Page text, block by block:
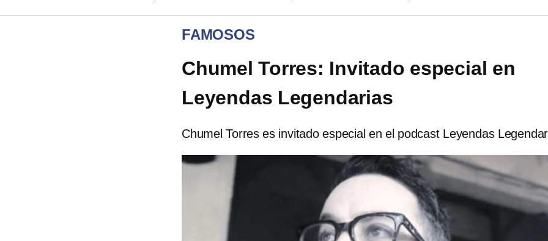
FAMOSOS
Chumel Torres: Invitado especial en
Leyendas Legendarias
Chumel Torres es invitado especial en el podcast Leyendas